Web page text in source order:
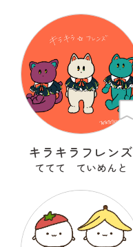
キラキラフレンズ
ててて ていめんと